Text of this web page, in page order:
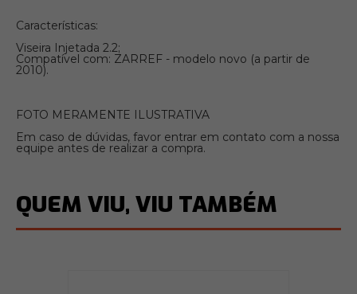
Características:
Viseira Injetada 2.2;
Compatível com: ZARREF - modelo novo (a partir de
2010).
FOTO MERAMENTE ILUSTRATIVA
Em caso de dúvidas, favor entrar em contato com a nossa
equipe antes de realizar a compra.
QUEM VIU, VIU TAMBÉM